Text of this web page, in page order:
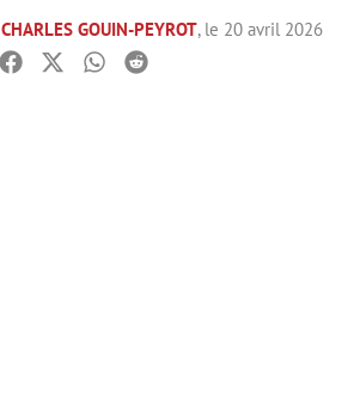
CHARLES GOUIN-PEYROT, le 20 avril 2026
Facebook
TwitterWhatsapp
Reddit